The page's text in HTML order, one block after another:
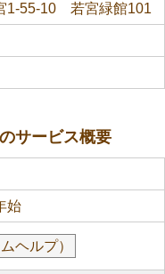
1-55-10 若宮緑館101
サービス概要
始
ヘルプ）